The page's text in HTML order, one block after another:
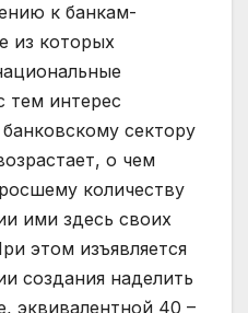
к банкам-
из которых
тем интерес
сектору
о чем
количеству
ими здесь своих
этом изъявляется
создания наделить
эквивалентной 40 –